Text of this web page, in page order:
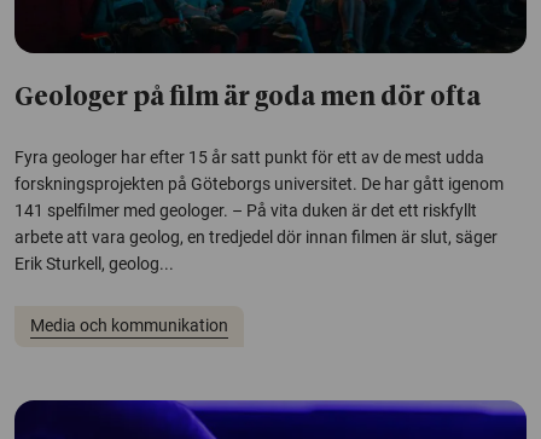
Geologer på film är goda men dör ofta
Fyra geologer har efter 15 år satt punkt för ett av de mest udda
forskningsprojekten på Göteborgs universitet. De har gått igenom
141 spelfilmer med geologer. – På vita duken är det ett riskfyllt
arbete att vara geolog, en tredjedel dör innan filmen är slut, säger
Erik Sturkell, geolog...
Media och kommunikation